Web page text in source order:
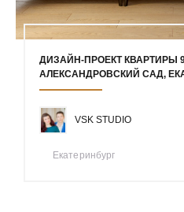
ДИЗАЙН-ПРОЕКТ КВАРТИРЫ
АЛЕКСАНДРОВСКИЙ САД,
VSK STUDIO
Екатеринбург